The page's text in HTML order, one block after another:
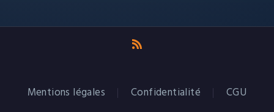
Mentions légales Confidentialité CGU